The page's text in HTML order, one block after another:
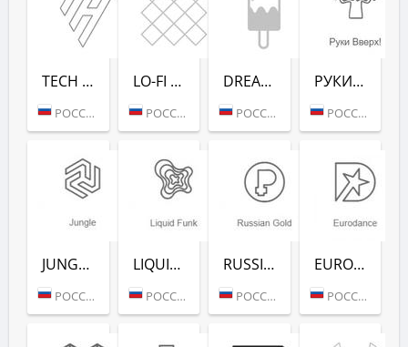
TECH HOUSE (РАДИО РЕКОРД)
РОССИЯ (МОСКВА)
LO-FI (РАДИО РЕКОРД)
РОССИЯ (МОСКВА)
DREAM POP (РАДИО РЕКОРД)
РОССИЯ (МОСКВА)
РУКИ ВВЕРХ! (РАДИО РЕКОРД)
РОССИЯ (МОСКВА)
JUNGLE (РАДИО РЕКОРД)
РОССИЯ (МОСКВА)
LIQUID FUNK (РАДИО РЕКОРД)
РОССИЯ (МОСКВА)
RUSSIAN GOLD (РАДИО РЕКОРД)
РОССИЯ (МОСКВА)
EURODANCE (РАДИО РЕКОРД)
РОССИЯ (МОСКВА)